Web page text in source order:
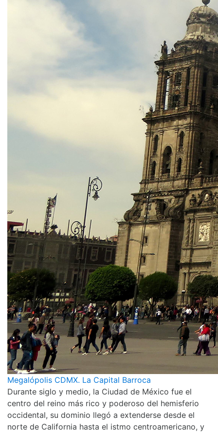
Megalópolis CDMX. La Capital Barroca
Durante siglo y medio, la Ciudad de México fue el
centro del reino más rico y poderoso del hemisferio
occidental, su dominio llegó a extenderse desde el
norte de California hasta el istmo centroamericano, y